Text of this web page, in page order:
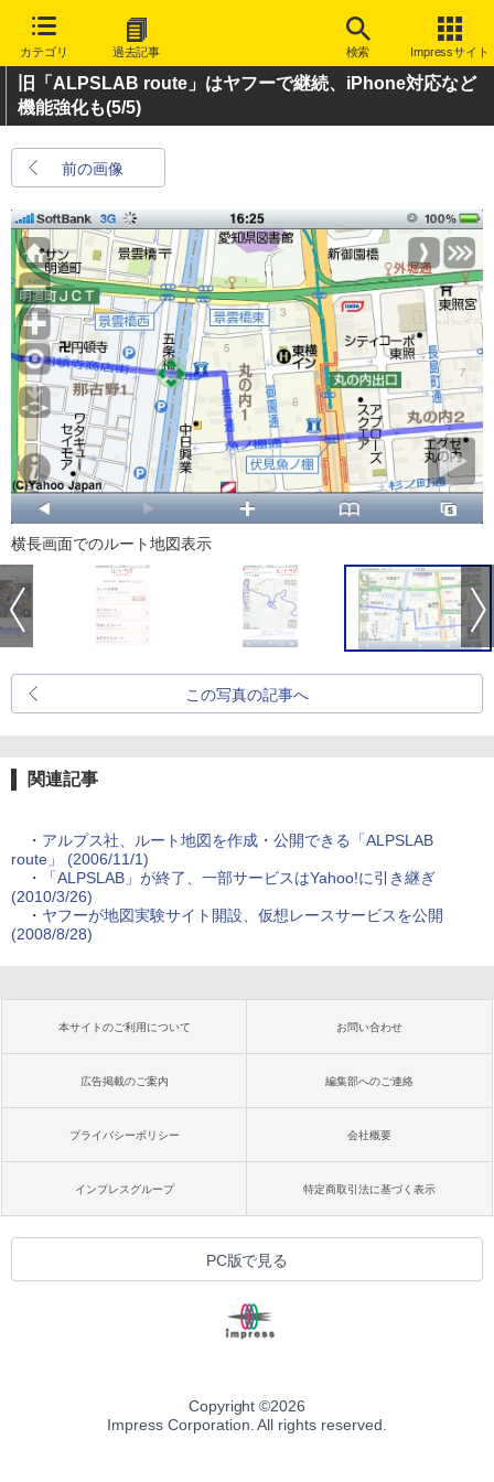
カテゴリ 過去記事 検索 Impressサイト
旧「ALPSLAB route」はヤフーで継続、iPhone対応など
機能強化も(5/5)
前の画像
横長画面でのルート地図表示
この写真の記事へ
関連記事
・ アルプス社、ルート地図を作成・公開できる「ALPSLAB
route」 (2006/11/1)
・
「ALPSLAB」が終了、一部サービスはYahoo!に引き継ぎ
(2010/3/26)
・ ヤフーが地図実験サイト開設、仮想レースサービスを公開
(2008/8/28)
本サイトのご利用について お問い合わせ
広告掲載のご案内 編集部へのご連絡
プライバシーポリシー 会社概要
インプレスグループ 特定商取引法に基づく表示
PC版で見る
Copyright ©2026
Impress Corporation. All rights reserved.